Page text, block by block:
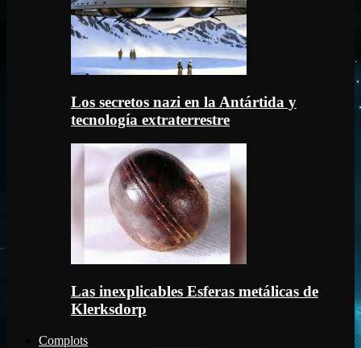
Los secretos nazi en la Antártida y
tecnología extraterrestre
Las inexplicables Esferas metálicas de
Klerksdorp
Complots